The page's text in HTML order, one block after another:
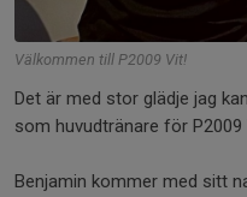
Välkommen till P2009 Vit!
Det är med stor glädje jag
som huvudtränare för P2009
Benjamin kommer med sitt